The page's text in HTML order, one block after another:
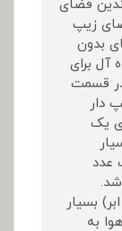
فضای
زیپ
بدون
برای
قسمت
دار
یک
عدد
بسیار
به